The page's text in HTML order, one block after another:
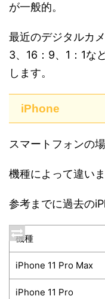
が一般的。
最近のデジタルカ
3、16：9、1：1な
します。
iPhone
スマートフォンの
機種によって違いま
参考までに過去の
機種
iPhone 11 Pro Max
iPhone 11 Pro